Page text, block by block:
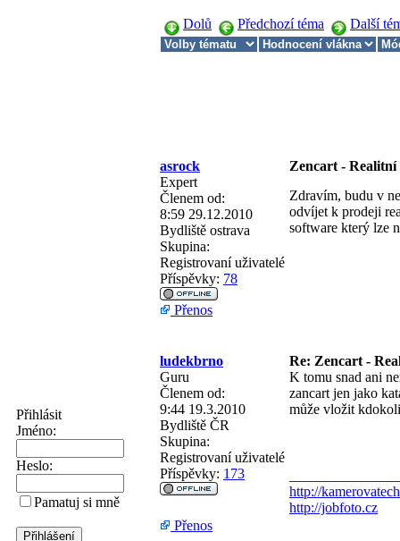
Přihlásit
Jméno:
Heslo:
Pamatuj si mně
Dolů Předchozí téma Další
asrock
Zencart - Realitní
Expert
Členem od:
8:59 29.12.2010
Bydliště ostrava
Skupina:
Registrovaní uživatelé
Příspěvky: 78
Zdravím, budu v
odvíjet k prodeji
software který lze
Přenos
ludekbrno
Re: Zencart -
Guru
Členem od:
9:44 19.3.2010
Bydliště ČR
Skupina:
Registrovaní uživatelé
Příspěvky: 173
K tomu snad ani
zancart jen jako
může vložit
http://
http://jobfoto.cz
Přenos